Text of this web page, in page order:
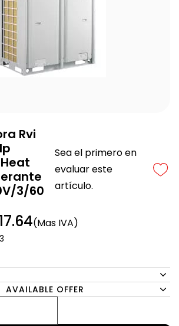
Rvi
3/60
Sea el primero en
evaluar este
artículo.
(Mas IVA)
3
AVAILABLE OFFER